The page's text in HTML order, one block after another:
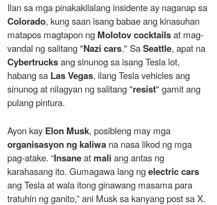
Ilan sa mga pinakakilalang insidente ay naganap sa
Colorado, kung saan isang babae ang kinasuhan
matapos magtapon ng Molotov cocktailsat mag-
vandal ng salitang "Nazi cars." SaSeattle, apat na
Cybertrucksang sinunog sa isang Tesla lot,
habang sa Las Vegas, ilang Tesla vehicles ang
sinunog at nilagyan ng salitang "resist" gamit ang
pulang pintura.
Ayon kay Elon Musk, posibleng may mga
organisasyon ng kaliwa na nasa likod ng mga
pag-atake. “Insaneat mali ang antas ng
karahasang ito. Gumagawa lang ngelectric cars
ang Tesla at wala itong ginawang masama para
tratuhin ng ganito,” ani Musk sa kanyang post sa X.